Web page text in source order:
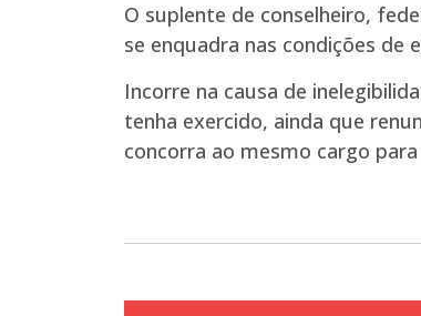
O suplente de conselheiro,
se enquadra nas condições de
Incorre na causa de
tenha exercido, ainda que
concorra ao mesmo cargo